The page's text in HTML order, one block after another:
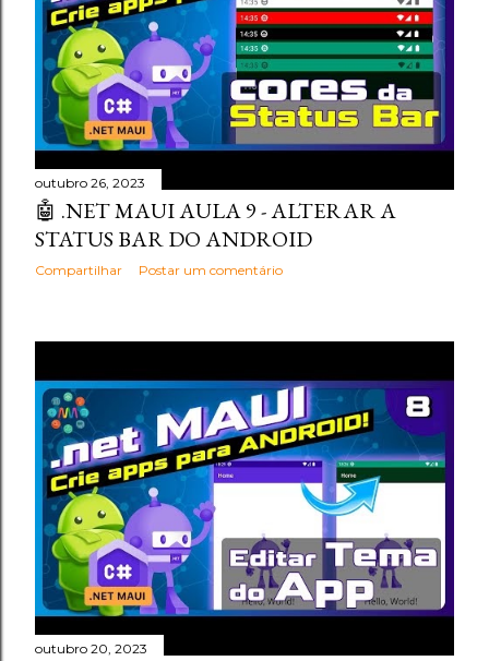
outubro 26, 2023
🤖 .NET MAUI AULA 9 - ALTERAR A
STATUS BAR DO ANDROID
Compartilhar Postar um comentário
outubro 20, 2023